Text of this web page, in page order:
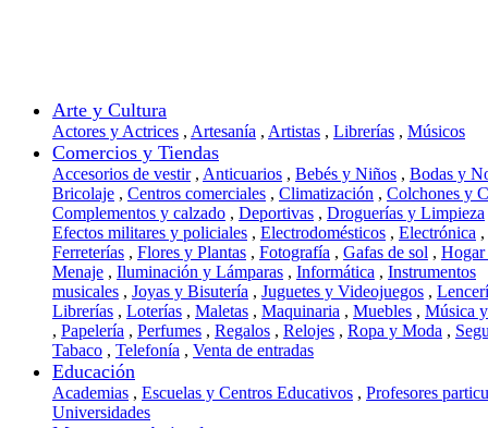
Arte y Cultura
Actores y Actrices , Artesanía , Artistas , Librerías , Músicos
Comercios y Tiendas
Accesorios de vestir, Anticuarios , Bebés y Niños , Bodas y
Bricolaje , Centros comerciales , Climatización , Colchones y
Complementos y calzado , Deportivas , Droguerías y Limpieza
Efectos militares y policiales , Electrodomésticos , Electrónica ,
Ferreterías , Flores y Plantas , Fotografía , Gafas de sol ,
Menaje , Iluminación y Lámparas , Informática , Instrumentos
musicales , Joyas y Bisutería , Juguetes y Videojuegos ,
Librerías , Loterías , Maletas , Maquinaria , Muebles , Música
, Papelería , Perfumes , Regalos , Relojes , Ropa y Moda ,
Tabaco , Telefonía , Venta de entradas
Educación
Academias , Escuelas y Centros Educativos , Profesores
Universidades